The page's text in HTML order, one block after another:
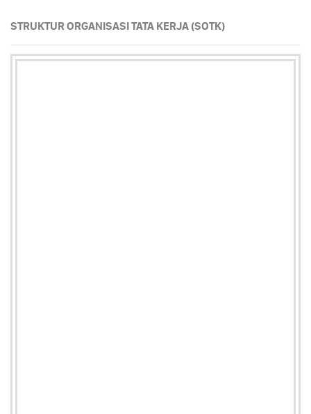
STRUKTUR ORGANISASI TATA KERJA (SOTK)